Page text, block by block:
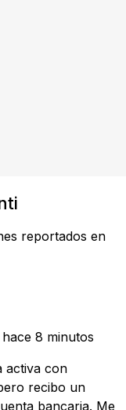
reportados en
hace 8 minutos
activa con
recibo un
bancaria. Me